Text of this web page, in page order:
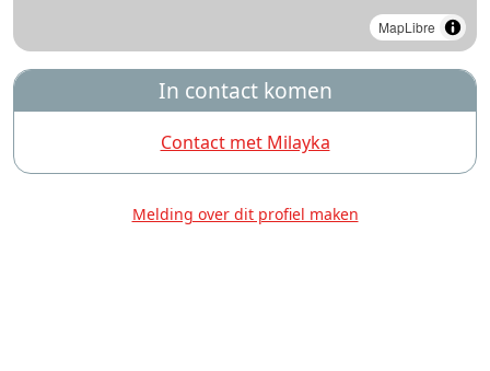
MapLibre
In contact komen
Contact met Milayka
Melding over dit profiel maken